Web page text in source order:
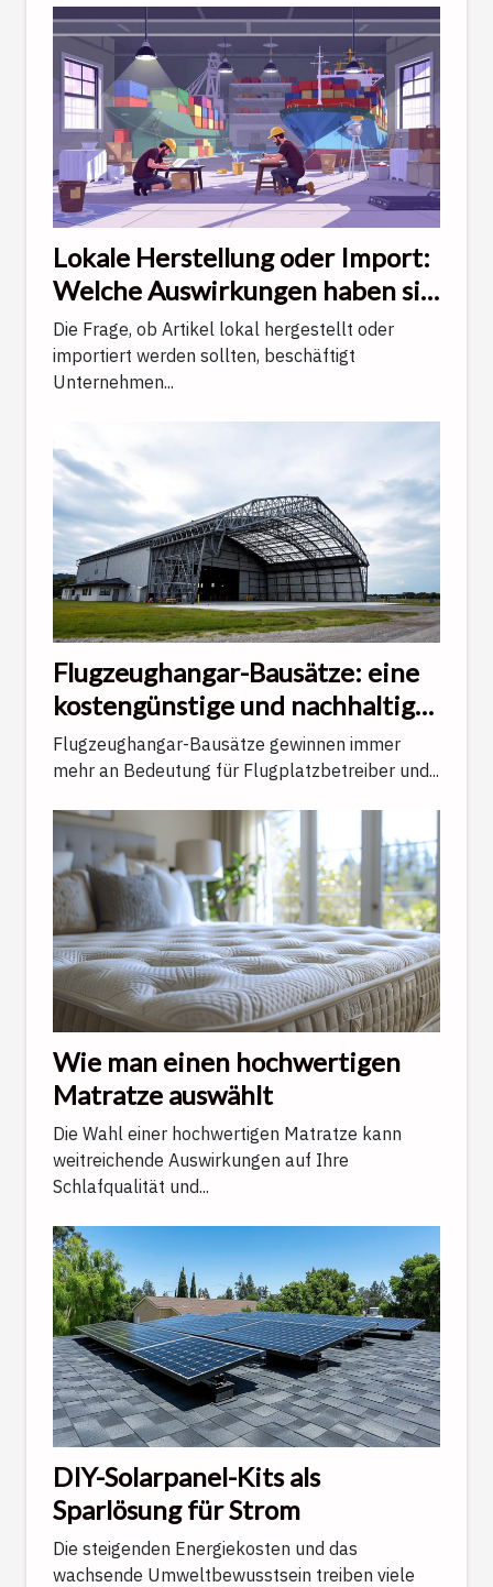
Lokale Herstellung oder Import:
Welche Auswirkungen haben sie
auf Qualität und Kundenservice?
Die Frage, ob Artikel lokal hergestellt oder
importiert werden sollten, beschäftigt
Unternehmen...
Flugzeughangar-Bausätze: eine
kostengünstige und nachhaltige
Lösung
Flugzeughangar-Bausätze gewinnen immer
mehr an Bedeutung für Flugplatzbetreiber und...
Wie man einen hochwertigen
Matratze auswählt
Die Wahl einer hochwertigen Matratze kann
weitreichende Auswirkungen auf Ihre
Schlafqualität und...
DIY-Solarpanel-Kits als
Sparlösung für Strom
Die steigenden Energiekosten und das
wachsende Umweltbewusstsein treiben viele